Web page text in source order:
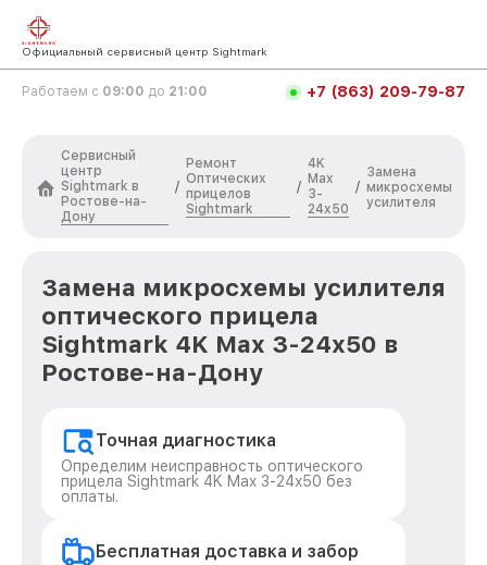
Официальный сервисный центр Sightmark
Работаем с 09:00 до 21:00 +7 (863) 209-79-87
Сервисный
центр
Sightmark в
Ростове-на-
Дону
/
Ремонт
Оптических
прицелов
Sightmark
/
4K
Max
3-
24x50
/
Замена
микросхемы
усилителя
Замена микросхемы усилителя
оптического прицела
Sightmark 4K Max 3-24x50 в
Ростове-на-Дону
Точная диагностика
Определим неисправность оптического
прицела Sightmark 4K Max 3-24x50 без
оплаты.
Бесплатная доставка и забор